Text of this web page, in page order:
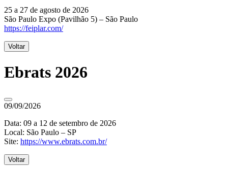
25 a 27 de agosto de 2026
São Paulo Expo (Pavilhão 5) – São Paulo
https://feiplar.com/
Voltar
Ebrats 2026
09/09/2026
Data: 09 a 12 de setembro de 2026
Local: São Paulo – SP
Site: https://www.ebrats.com.br/
Voltar